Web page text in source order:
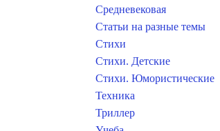
Средневековая
Статьи на разные темы
Стихи
Стихи. Детские
Стихи. Юмористические
Техника
Триллер